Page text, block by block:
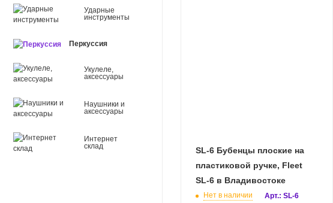
Ударные
инструменты
Перкуссия
Укулеле,
аксессуары
Наушники и
аксессуары
Интернет
склад
SL-6 Бубенцы плоские на
пластиковой ручке, Fleet
SL-6 в Владивостоке
Нет в наличии Арт.: SL-6